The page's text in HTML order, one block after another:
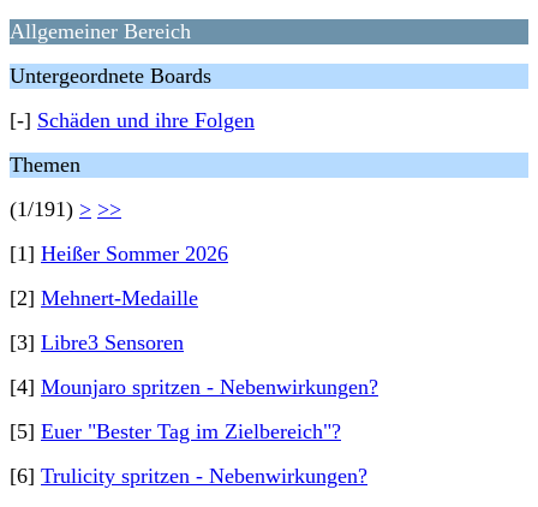
Allgemeiner Bereich
Untergeordnete Boards
[-] Schäden und ihre Folgen
Themen
(1/191) > >>
[1] Heißer Sommer 2026
[2] Mehnert-Medaille
[3] Libre3 Sensoren
[4] Mounjaro spritzen - Nebenwirkungen?
[5] Euer "Bester Tag im Zielbereich"?
[6] Trulicity spritzen - Nebenwirkungen?